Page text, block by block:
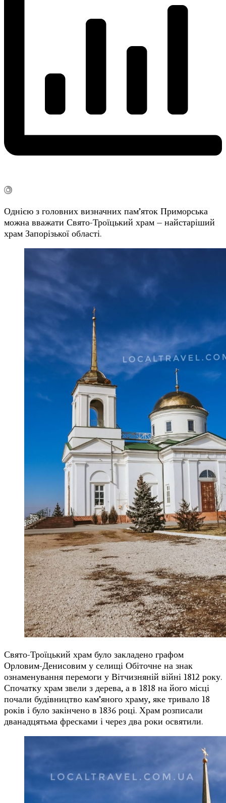
Однією з головних визначних пам’яток Приморська
можна вважати Свято-Троїцький храм – найстаріший
храм Запорізької області.
Свято-Троїцький храм було закладено графом
Орловим-Денисовим у селищі Обіточне на знак
ознаменування перемоги у Вітчизняній війні 1812 року.
Спочатку храм звели з дерева, а в 1818 на його місці
почали будівництво кам’яного храму, яке тривало 18
років і було закінчено в 1836 році. Храм розписали
дванадцятьма фресками і через два роки освятили.